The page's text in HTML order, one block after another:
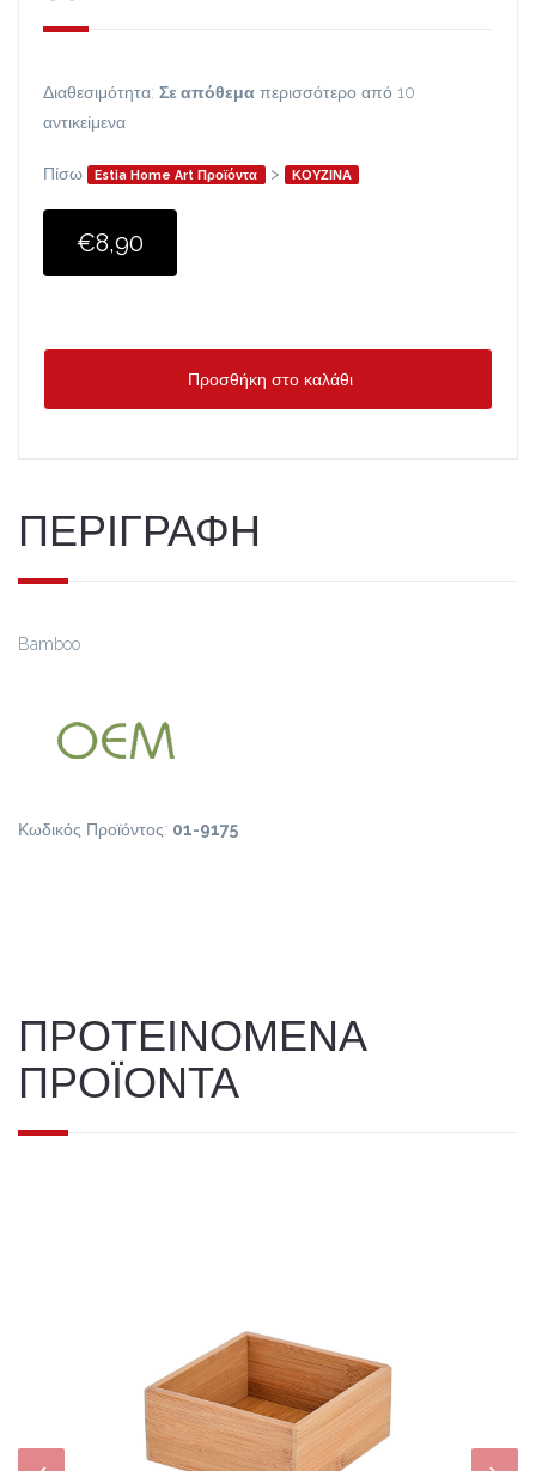
Διαθεσιμότητα: Σε απόθεμα περισσότερο από 10
αντικείμενα
Πίσω Estia Home Art Προϊόντα > ΚΟΥΖΙΝΑ
€8,90
Προσθήκη στο καλάθι
ΠΕΡΙΓΡΑΦΗ
Bamboo
Κωδικός Προϊόντος: 01-9175
ΠΡΟΤΕΙΝΟΜΕΝΑ
ΠΡΟΪΟΝΤΑ